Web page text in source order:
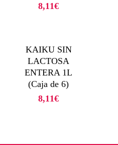
8,11€
KAIKU SIN
LACTOSA
ENTERA 1L
(Caja de 6)
8,11€